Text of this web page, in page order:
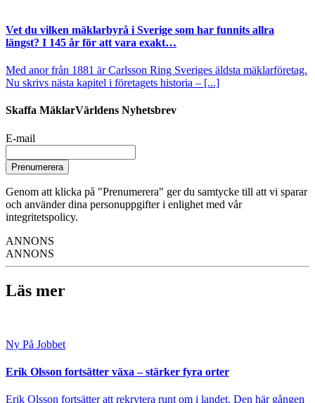
Vet du vilken mäklarbyrå i Sverige som har funnits allra
längst? I 145 år för att vara exakt…
Med anor från 1881 är Carlsson Ring Sveriges äldsta mäklarföretag.
Nu skrivs nästa kapitel i företagets historia – [...]
Skaffa MäklarVärldens Nyhetsbrev
E-mail
Prenumerera
Genom att klicka på "Prenumerera" ger du samtycke till att vi sparar
och använder dina personuppgifter i enlighet med vår
integritetspolicy.
ANNONS
ANNONS
Läs mer
Ny På Jobbet
Erik Olsson fortsätter växa – stärker fyra orter
Erik Olsson fortsätter att rekrytera runt om i landet. Den här gången